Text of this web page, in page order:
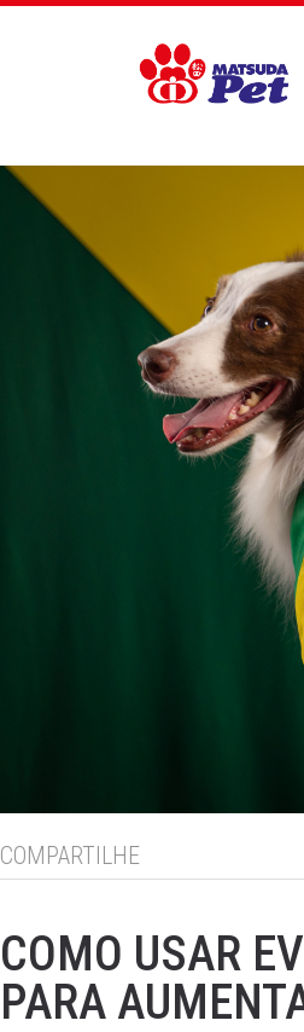
COMPARTILHE
COMO USAR
PARA